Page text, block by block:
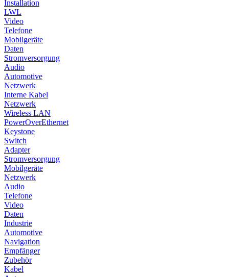
Installation
LWL
Video
Telefone
Mobilgeräte
Daten
Stromversorgung
Audio
Automotive
Netzwerk
Interne Kabel
Netzwerk
Wireless LAN
PowerOverEthernet
Keystone
Switch
Adapter
Stromversorgung
Mobilgeräte
Netzwerk
Audio
Telefone
Video
Daten
Industrie
Automotive
Navigation
Empfänger
Zubehör
Kabel